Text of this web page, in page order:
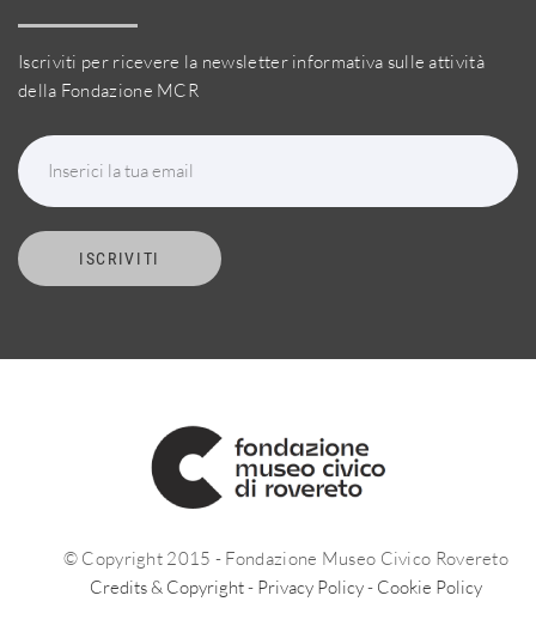
Iscriviti per ricevere la newsletter informativa sulle attività
della Fondazione MCR
Inserici la tua email
ISCRIVITI
© Copyright 2015 - Fondazione Museo Civico Rovereto
Credits & Copyright- Privacy Policy- Cookie Policy